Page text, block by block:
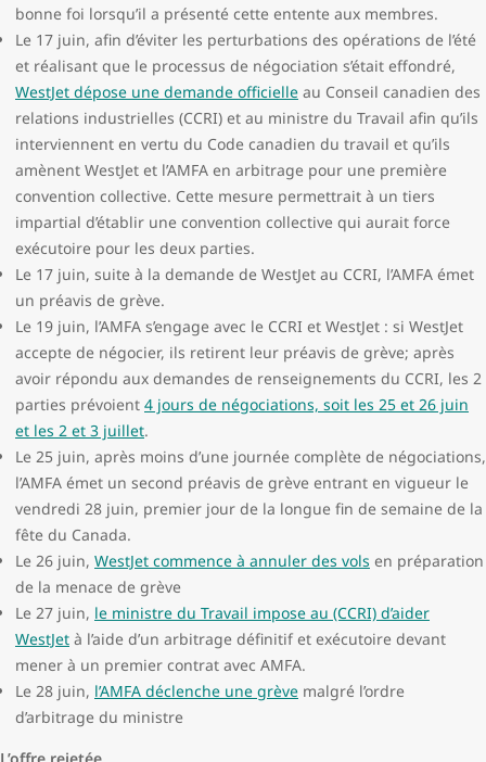
bonne foi lorsqu’il a présenté cette entente aux membres.
Le 17 juin, afin d’éviter les perturbations des opérations de l’été
et réalisant que le processus de négociation s’était effondré,
WestJet dépose une demande officielle au Conseil canadien des
relations industrielles (CCRI) et au ministre du Travail afin qu’ils
interviennent en vertu du Code canadien du travail et qu’ils
amènent WestJet et l’AMFA en arbitrage pour une première
convention collective. Cette mesure permettrait à un tiers
impartial d’établir une convention collective qui aurait force
exécutoire pour les deux parties.
Le 17 juin, suite à la demande de WestJet au CCRI, l’AMFA émet
un préavis de grève.
Le 19 juin, l’AMFA s’engage avec le CCRI et WestJet : si WestJet
accepte de négocier, ils retirent leur préavis de grève; après
avoir répondu aux demandes de renseignements du CCRI, les 2
parties prévoient 4 jours de négociations, soit les 25 et 26 juin
et les 2 et 3 juillet.
Le 25 juin, après moins d’une journée complète de négociations,
l’AMFA émet un second préavis de grève entrant en vigueur le
vendredi 28 juin, premier jour de la longue fin de semaine de la
fête du Canada.
Le 26 juin, WestJet commence à annuler des vols en préparation
de la menace de grève
Le 27 juin, le ministre du Travail impose au (CCRI) d’aider
WestJet à l’aide d’un arbitrage définitif et exécutoire devant
mener à un premier contrat avec AMFA.
Le 28 juin, l’AMFA déclenche une grève malgré l’ordre
d’arbitrage du ministre